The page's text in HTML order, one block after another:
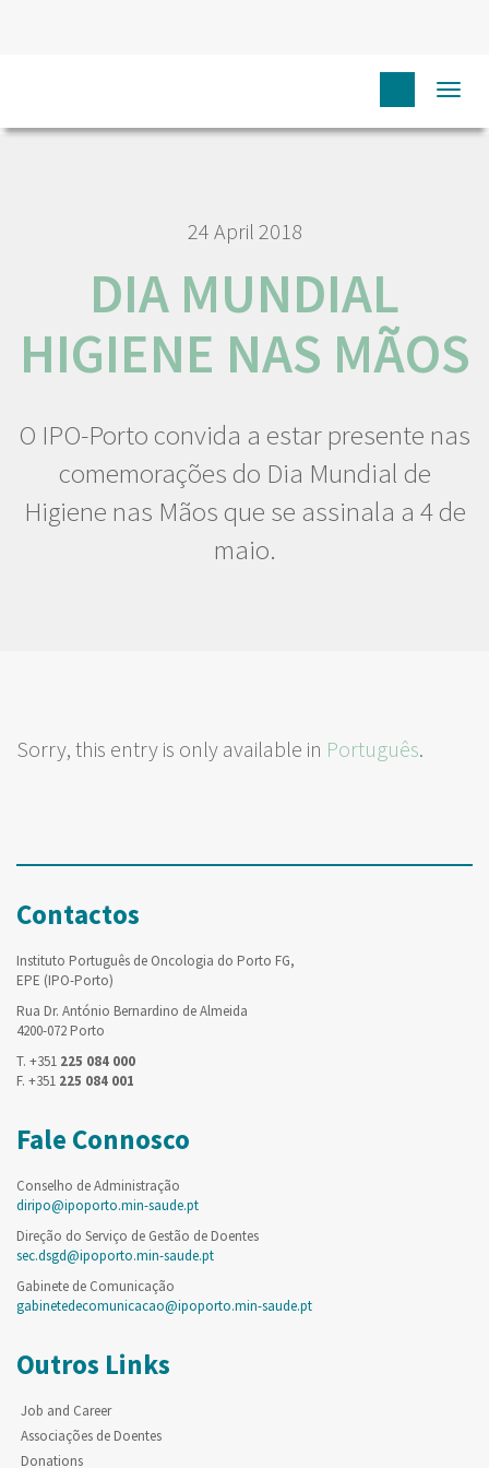
DIA
24 April 2018
DIA MUNDIAL
HIGIENE NAS MÃOS
O IPO-Porto convida a estar presente nas
comemorações do Dia Mundial de
Higiene nas Mãos que se assinala a 4 de
maio.
Sorry, this entry is only available in Português.
Contactos
Instituto Português de Oncologia do Porto FG,
EPE (IPO-Porto)
Rua Dr. António Bernardino de Almeida
4200-072 Porto
T. +351 225 084 000
F. +351 225 084 001
Fale Connosco
Conselho de Administração
diripo@ipoporto.min-saude.pt
Direção do Serviço de Gestão de Doentes
sec.dsgd@ipoporto.min-saude.pt
Gabinete de Comunicação
gabinetedecomunicacao@ipoporto.min-saude.pt
Outros Links
Job and Career
Associações de Doentes
Donations